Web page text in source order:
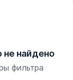
не найдено
фильтра